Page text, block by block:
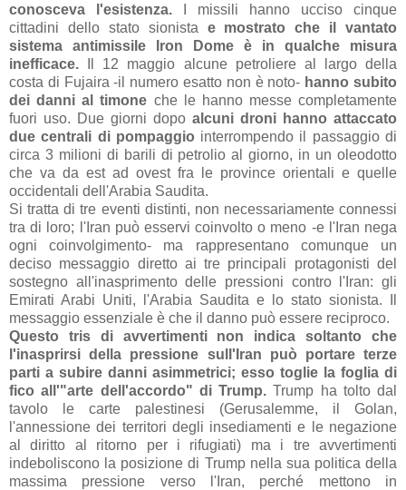
conosceva l'esistenza. I missili hanno ucciso cinque
cittadini dello stato sionista e mostrato che il vantato
sistema antimissile Iron Dome è in qualche misura
inefficace. Il 12 maggio alcune petroliere al largo della
costa di Fujaira -il numero esatto non è noto- hanno subito
dei danni al timone che le hanno messe completamente
fuori uso. Due giorni dopo alcuni droni hanno attaccato
due centrali di pompaggio interrompendo il passaggio di
circa 3 milioni di barili di petrolio al giorno, in un oleodotto
che va da est ad ovest fra le province orientali e quelle
occidentali dell'Arabia Saudita.
Si tratta di tre eventi distinti, non necessariamente connessi
tra di loro; l'Iran può esservi coinvolto o meno -e l'Iran nega
ogni coinvolgimento- ma rappresentano comunque un
deciso messaggio diretto ai tre principali protagonisti del
sostegno all'inasprimento delle pressioni contro l'Iran: gli
Emirati Arabi Uniti, l'Arabia Saudita e lo stato sionista. Il
messaggio essenziale è che il danno può essere reciproco.
Questo tris di avvertimenti non indica soltanto che
l'inasprirsi della pressione sull'Iran può portare terze
parti a subire danni asimmetrici; esso toglie la foglia di
fico all'"arte dell'accordo" di Trump.Trump ha tolto dal
tavolo le carte palestinesi (Gerusalemme, il Golan,
l'annessione dei territori degli insediamenti e le negazione
al diritto al ritorno per i rifugiati) ma i tre avvertimenti
indeboliscono la posizione di Trump nella sua politica della
massima pressione verso l'Iran, perché mettono in